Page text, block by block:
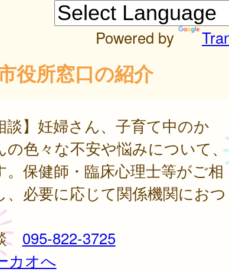
Powered by
役所窓口の紹介
談】妊婦さん、子育て中のか
の色々な不安や悩みについて、
。保健師・臨床心理士等がご相
、必要に応じて関係機関におつ
095-822-3725
カオへ